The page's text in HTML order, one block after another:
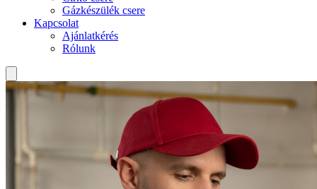
Gázkészülék csere
Kapcsolat
Ajánlatkérés
Rólunk